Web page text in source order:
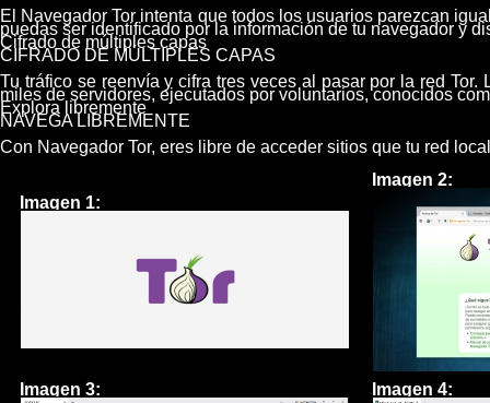
El Navegador Tor intenta que todos los usuarios parezcan
puedas ser identificado por la información de tu navegador y
Cifrado de múltiples capas
CIFRADO DE MÚLTIPLES CAPAS
Tu tráfico se reenvía y cifra tres veces al pasar por la red Tor.
miles de servidores, ejecutados por voluntarios, conocidos
Explora libremente
NAVEGA LIBREMENTE
Con Navegador Tor, eres libre de acceder sitios que tu red
Imagen 1:
Imagen 2:
Imagen 3: Imagen 4: